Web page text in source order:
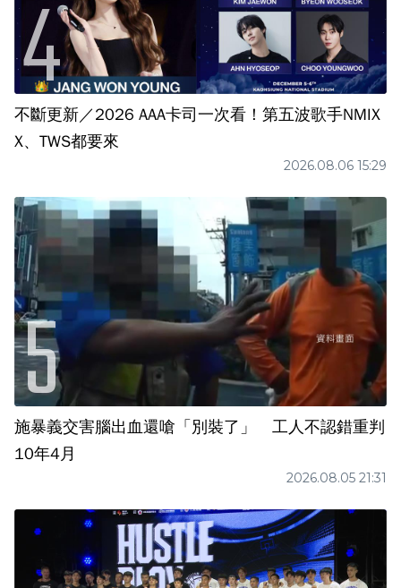
不斷更新／2026 AAA卡司一次看！第五波歌手NMIX
X、TWS都要來
2026.08.06 15:29
施暴義交害腦出血還嗆「別裝了」 工人不認錯重判
10年4月
2026.08.05 21:31